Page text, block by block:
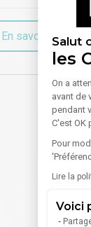
Salut
les
On a
avant de
pendant
C'est OK
Pour
Lire la
Voici
En savoir plus